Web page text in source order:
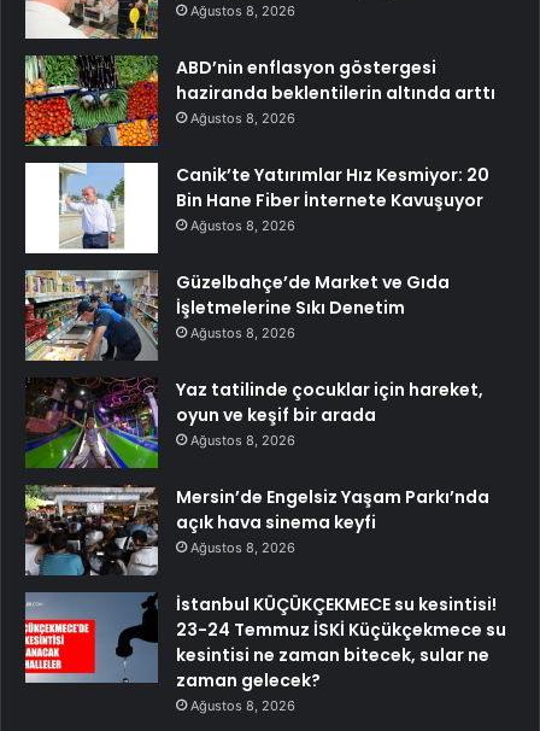
Ağustos 8, 2026
ABD’nin enflasyon göstergesi
haziranda beklentilerin altında arttı
Ağustos 8, 2026
Canik’te Yatırımlar Hız Kesmiyor: 20
Bin Hane Fiber İnternete Kavuşuyor
Ağustos 8, 2026
Güzelbahçe’de Market ve Gıda
İşletmelerine Sıkı Denetim
Ağustos 8, 2026
Yaz tatilinde çocuklar için hareket,
oyun ve keşif bir arada
Ağustos 8, 2026
Mersin’de Engelsiz Yaşam Parkı’nda
açık hava sinema keyfi
Ağustos 8, 2026
İstanbul KÜÇÜKÇEKMECE su kesintisi!
23-24 Temmuz İSKİ Küçükçekmece su
kesintisi ne zaman bitecek, sular ne
zaman gelecek?
Ağustos 8, 2026